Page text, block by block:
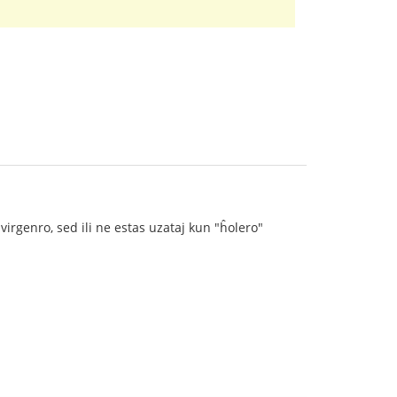
sed ili ne estas uzataj kun "ĥolero"